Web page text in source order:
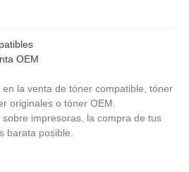
OEM
la venta de tóner compatible, tóner
originales o tóner OEM.
impresoras, la compra de tus
barata posible.